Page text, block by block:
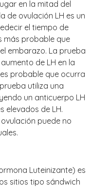
en la mitad del
de ovulación LH es un
el tiempo de
más probable que
embarazo. La prueba
de LH en la
probable que ocurra
utiliza una
un anticuerpo LH
elevados de LH.
puede no
Luteinizante) es
sitios tipo sándwich